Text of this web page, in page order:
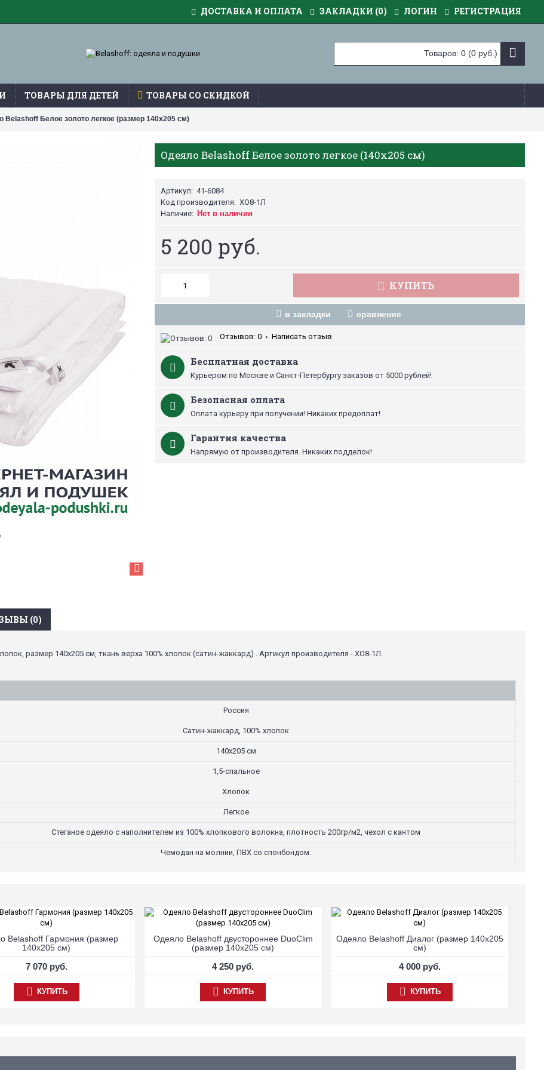
ДОСТАВКА И ОПЛАТА ЗАКЛАДКИ (0) ЛОГИН РЕГИСТРАЦИЯ
Товаров: 0 (0 руб.)
ТОВАРЫ ДЛЯ ДЕТЕЙ ТОВАРЫ СО СКИДКОЙ
Belashoff Белое золото легкое (размер 140х205 см)
Одеяло Belashoff Белое золото легкое (140х205 см)
Артикул: 41-6084
Код производителя: ХО8-1Л
Наличие: Нет в наличии
5 200 руб.
КУПИТЬ
в закладки сравнение
Отзывов: 0 • Написать отзыв
Бесплатная доставка
Курьером по Москве и Санкт-Петербургу заказов от 5000 рублей!
Безопасная оплата
Оплата курьеру при получении! Никаких предоплат!
Гарантия качества
Напрямую от производителя. Никаких подделок!
(0)
размер 140х205 см, ткань верха 100% хлопок (сатин-жаккард) . Артикул производителя - ХО8-1Л.
Россия
Сатин-жаккард, 100% хлопок
140х205 см
1,5-спальное
Хлопок
Легкое
Стеганое одеяло с наполнителем из 100% хлопкового волокна, плотность 200гр/м2, чехол с кантом
Чемодан на молнии, ПВХ со спонбондом.
Belashoff Гармония (размер
140х205 см)
7 070 руб.
КУПИТЬ
Одеяло Belashoff двустороннее DuoClim
(размер 140х205 см)
4 250 руб.
КУПИТЬ
Одеяло Belashoff Диалог (размер 140х205
см)
4 000 руб.
КУПИТЬ